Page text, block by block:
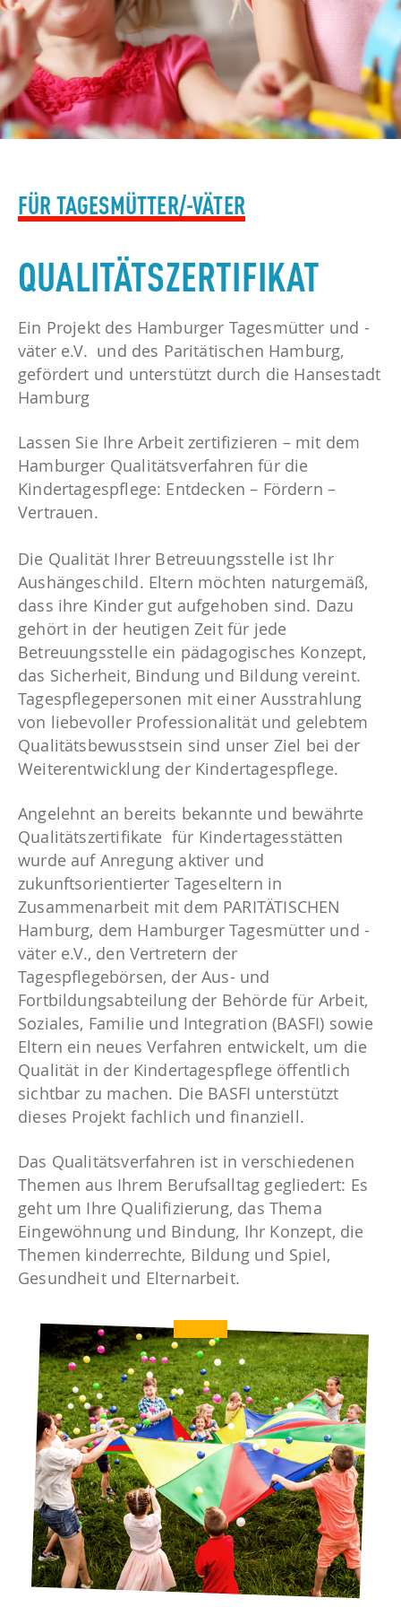
FÜR TAGESMÜTTER/-VÄTER
QUALITÄTSZERTIFIKAT
Ein Projekt des Hamburger Tagesmütter und -
väter e.V. und des Paritätischen Hamburg,
gefördert und unterstützt durch die Hansestadt
Hamburg
Lassen Sie Ihre Arbeit zertifizieren – mit dem
Hamburger Qualitätsverfahren für die
Kindertagespflege: Entdecken – Fördern –
Vertrauen.
Die Qualität Ihrer Betreuungsstelle ist Ihr
Aushängeschild. Eltern möchten naturgemäß,
dass ihre Kinder gut aufgehoben sind. Dazu
gehört in der heutigen Zeit für jede
Betreuungsstelle ein pädagogisches Konzept,
das Sicherheit, Bindung und Bildung vereint.
Tagespflegepersonen mit einer Ausstrahlung
von liebevoller Professionalität und gelebtem
Qualitätsbewusstsein sind unser Ziel bei der
Weiterentwicklung der Kindertagespflege.
Angelehnt an bereits bekannte und bewährte
Qualitätszertifikate für Kindertagesstätten
wurde auf Anregung aktiver und
zukunftsorientierter Tageseltern in
Zusammenarbeit mit dem PARITÄTISCHEN
Hamburg, dem Hamburger Tagesmütter und -
väter e.V., den Vertretern der
Tagespflegebörsen, der Aus- und
Fortbildungsabteilung der Behörde für Arbeit,
Soziales, Familie und Integration (BASFI) sowie
Eltern ein neues Verfahren entwickelt, um die
Qualität in der Kindertagespflege öffentlich
sichtbar zu machen. Die BASFI unterstützt
dieses Projekt fachlich und finanziell.
Das Qualitätsverfahren ist in verschiedenen
Themen aus Ihrem Berufsalltag gegliedert: Es
geht um Ihre Qualifizierung, das Thema
Eingewöhnung und Bindung, Ihr Konzept, die
Themen kinderrechte, Bildung und Spiel,
Gesundheit und Elternarbeit.